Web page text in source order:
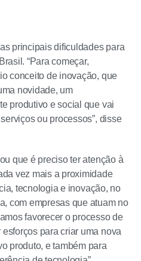
principais dificuldades para
“Para começar,
conceito de inovação, que
novidade, um
produtivo e social que vai
ou processos”, disse
que é preciso ter atenção à
vez mais a proximidade
tecnologia e inovação, no
com empresas que atuam no
favorecer o processo de
para criar uma nova
produto, e também para